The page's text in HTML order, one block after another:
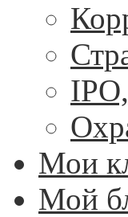
Мои
Мой